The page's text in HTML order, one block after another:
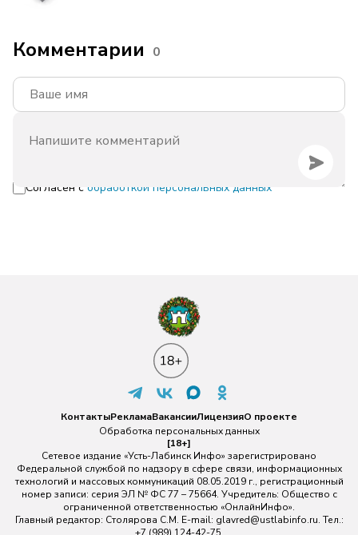
Комментарии 0
Согласен с обработкой персональных данных
КонтактыРекламаВакансииЛицензияО проекте
Обработка персональных данных
[18+]
Сетевое издание «Усть-Лабинск Инфо» зарегистрировано
Федеральной службой по надзору в сфере связи, информационных
технологий и массовых коммуникаций 08.05.2019 г., регистрационный
номер записи: серия ЭЛ № ФС 77 – 75664. Учредитель: Общество с
ограниченной ответственностью «ОнлайнИнфо».
Главный редактор: Столярова С.М. E-mail: glavred@ustlabinfo.ru. Тел.: